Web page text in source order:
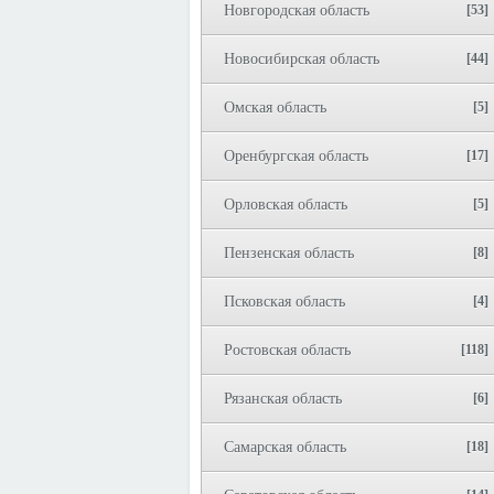
Новгородская область [53]
Новосибирская область [44]
Омская область [5]
Оренбургская область [17]
Орловская область [5]
Пензенская область [8]
Псковская область [4]
Ростовская область [118]
Рязанская область [6]
Самарская область [18]